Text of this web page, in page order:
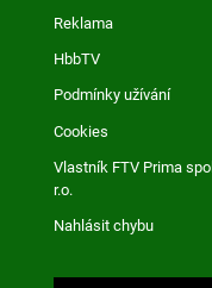
Reklama
HbbTV
Podmínky užívání
Cookies
Vlastník FTV Prima
r.o.
Nahlásit chybu